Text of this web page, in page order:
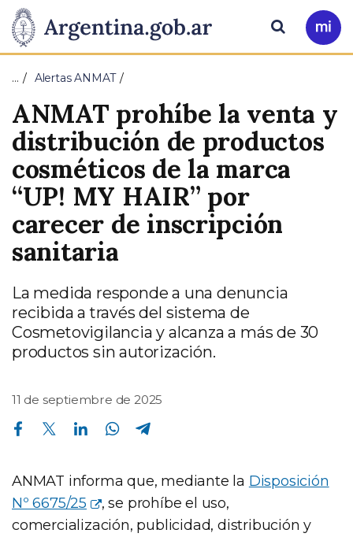
Presidencia
de
Nación
Pasar al contenido principal
Ir
a
Buscar
… Alertas ANMAT
ANMAT prohíbe la venta y
distribución de productos
cosméticos de la marca
“UP! MY HAIR” por
carecer de inscripción
sanitaria
La medida responde a una denuncia
recibida a través del sistema de
Cosmetovigilancia y alcanza a más de 30
productos sin autorización.
11 de septiembre de 2025
Compartir en Facebook Compartir en Twitter Compartir en Linkedin Compartir en Whatsapp
ANMAT informa que, mediante la Disposición
Nº 6675/25
, se prohíbe el uso,
comercialización, publicidad, distribución y